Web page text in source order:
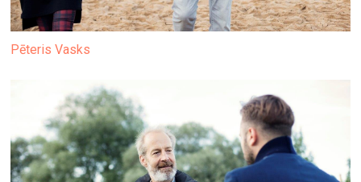
Pēteris Vasks